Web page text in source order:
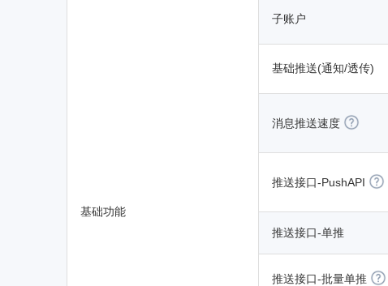
基础功能
子账户
基础推送(通知/透传)
消息推送速度
推送接口-PushAPI
推送接口-单推
推送接口-批量单推